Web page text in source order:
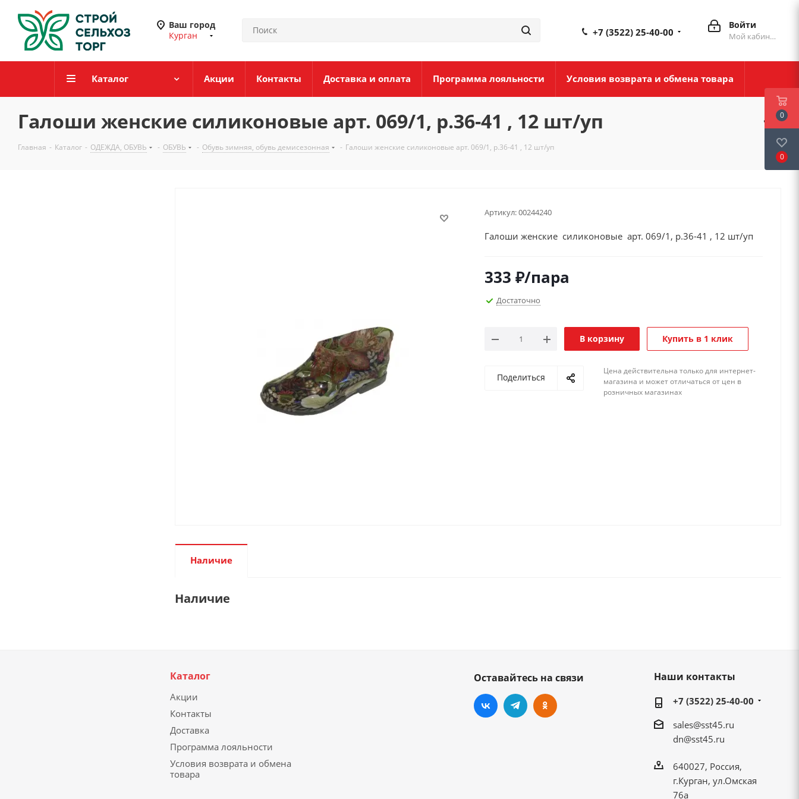
Ваш город
Курган
Войти
Мой кабинет
+7 (3522) 25-40-00
Каталог Акции Контакты Доставка и оплата Программа лояльности Условия возврата и обмена товара
Галоши женские силиконовые арт. 069/1, р.36-41 , 12 шт/уп
Главная - Каталог - ОДЕЖДА, ОБУВЬ - ОБУВЬ - Обувь зимняя, обувь демисезонная - Галоши женские силиконовые арт. 069/1, р.36-41 , 12 шт/уп
Артикул:00244240
Галоши женские силиконовые арт. 069/1, р.36-41 , 12 шт/уп
333 ₽/пара
Достаточно
В корзину Купить в 1 клик
Поделиться
Цена действительна только для интернет-
магазина и может отличаться от цен в
розничных магазинах
Наличие
Наличие
Каталог
Акции
Контакты
Доставка
Программа лояльности
Условия возврата и обмена
товара
Оставайтесь на связи Наши контакты
+7 (3522) 25-40-00
sales@sst45.ru
dn@sst45.ru
640027, Россия,
г.Курган, ул.Омская
76а
0
0